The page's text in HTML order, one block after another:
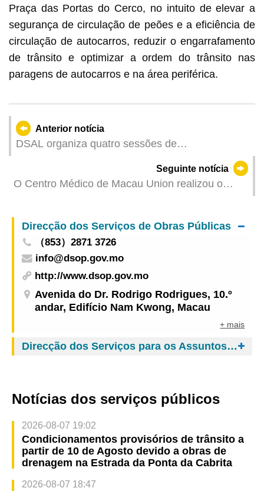
Praça das Portas do Cerco, no intuito de elevar a
segurança de circulação de peões e a eficiência de
circulação de autocarros, reduzir o engarrafamento
de trânsito e optimizar a ordem do trânsito nas
paragens de autocarros e na área periférica.
Anterior notícia
DSAL organiza quatro sessões de
Fevereiro oferecendo mais de 440 vagas
Seguinte notícia
O Centro Médico de Macau Union realizou o
Direcção dos Serviços de Obras Públicas
（853）2871 3726
info@dsop.gov.mo
http://www.dsop.gov.mo
Avenida do Dr. Rodrigo Rodrigues, 10.º
andar, Edifício Nam Kwong, Macau
+ mais
Direcção dos Serviços para os Assuntos de Tráfego
Notícias dos serviços públicos
2026-08-07 19:02
Condicionamentos provisórios de trânsito a
partir de 10 de Agosto devido a obras de
drenagem na Estrada da Ponta da Cabrita
2026-08-07 18:47